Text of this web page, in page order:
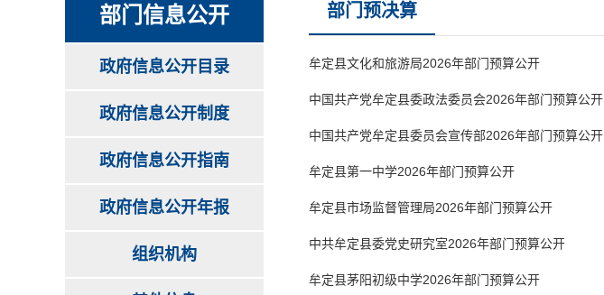
部门信息公开
政府信息公开目录
政府信息公开制度
政府信息公开指南
政府信息公开年报
组织机构
部门预决算
牟定县文化和旅游局2026年部门预算公开
中国共产党牟定县委政法委员会2026年部门预算公开
中国共产党牟定县委员会宣传部2026年部门预算公开
牟定县第一中学2026年部门预算公开
牟定县市场监督管理局2026年部门预算公开
中共牟定县委党史研究室2026年部门预算公开
牟定县茅阳初级中学2026年部门预算公开